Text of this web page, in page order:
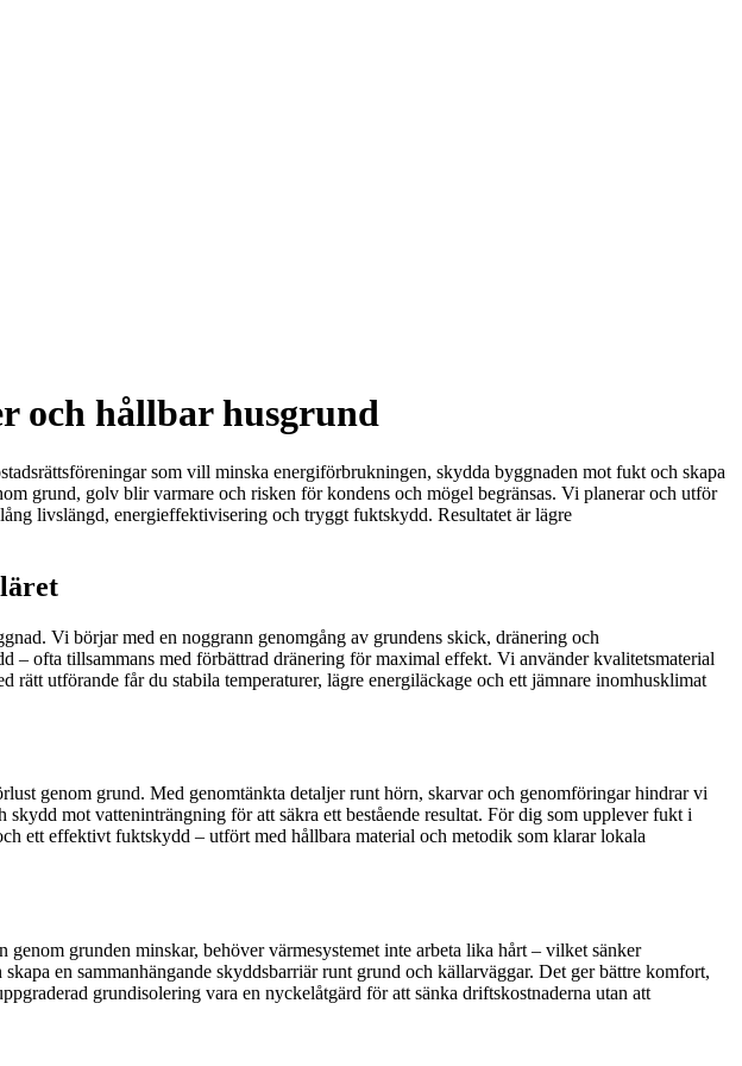
och hållbar husgrund
som vill minska energiförbrukningen, skydda byggnaden mot fukt och skapa
grund, golv blir varmare och risken för kondens och mögel begränsas. Vi planerar och utför
livslängd, energieffektivisering och tryggt fuktskydd. Resultatet är lägre
Vi börjar med en noggrann genomgång av grundens skick, dränering och
ofta tillsammans med förbättrad dränering för maximal effekt. Vi använder kvalitetsmaterial
utförande får du stabila temperaturer, lägre energiläckage och ett jämnare inomhusklimat
genom grund. Med genomtänkta detaljer runt hörn, skarvar och genomföringar hindrar vi
mot vatteninträngning för att säkra ett bestående resultat. För dig som upplever fukt i
ett effektivt fuktskydd – utfört med hållbara material och metodik som klarar lokala
grunden minskar, behöver värmesystemet inte arbeta lika hårt – vilket sänker
en sammanhängande skyddsbarriär runt grund och källarväggar. Det ger bättre komfort,
grundisolering vara en nyckelåtgärd för att sänka driftskostnaderna utan att